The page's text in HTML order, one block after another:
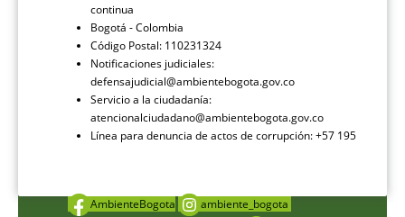
continua
Bogotá - Colombia
Código Postal: 110231324
Notificaciones judiciales:
defensajudicial@ambientebogota.gov.co
Servicio a la ciudadanía:
atencionalciudadano@ambientebogota.gov.co
Línea para denuncia de actos de corrupción: +57 195
AmbienteBogota
ambiente_bogota